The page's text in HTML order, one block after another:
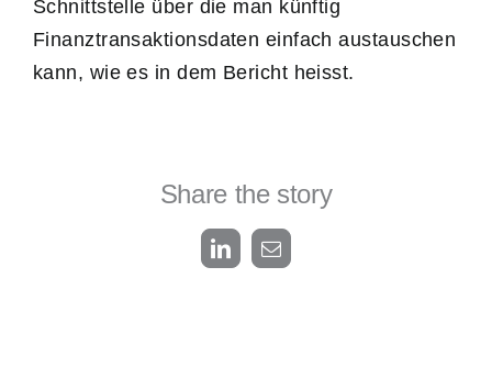
Schnittstelle über die man künftig
Finanztransaktionsdaten einfach austauschen
kann, wie es in dem Bericht heisst.
Share the story
LinkedInEmail